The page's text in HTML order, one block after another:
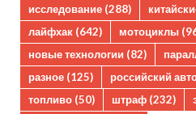
исследование (288)
лайфхак (642) мотоциклы
новые технологии (82)
разное (125) российский
топливо (50) штраф (232)